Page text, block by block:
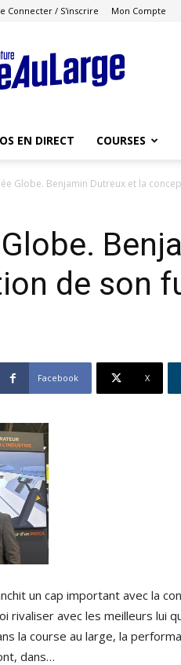
Connecter / S'inscrire Mon Compte
Course
au
Large
EN DIRECT COURSES
Globe. Benjamin Dutreux et la
de son
Facebook X
un cap important avec la
rivaliser avec les meilleurs lui
la course au large, la
dans…